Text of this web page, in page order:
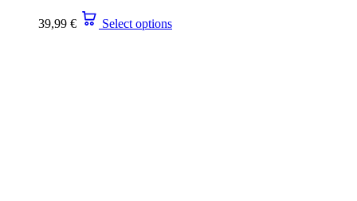
39,99 € Select options